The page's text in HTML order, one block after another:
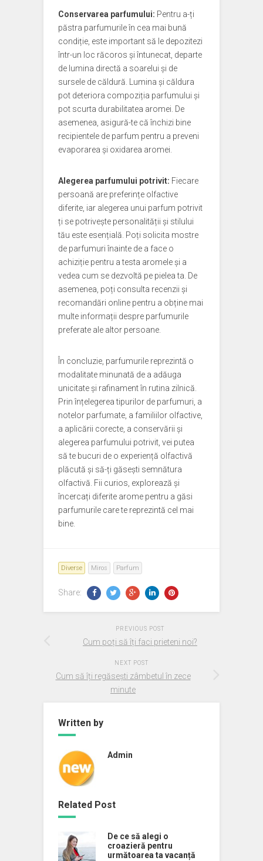
Conservarea parfumului: Pentru a-ți
păstra parfumurile în cea mai bună
condiție, este important să le depozitezi
într-un loc răcoros și întunecat, departe
de lumina directă a soarelui și de
sursele de căldură. Lumina și căldura
pot deteriora compoziția parfumului și
pot scurta durabilitatea aromei. De
asemenea, asigură-te că închizi bine
recipientele de parfum pentru a preveni
evaporarea și oxidarea aromei.
Alegerea parfumului potrivit: Fiecare
persoană are preferințe olfactive
diferite, iar alegerea unui parfum potrivit
ți se potrivește personalității și stilului
tău este esențială. Poți solicita mostre
de parfumuri înainte de a face o
achiziție pentru a testa aromele și a
vedea cum se dezvoltă pe pielea ta. De
asemenea, poți consulta recenzii și
recomandări online pentru a obține mai
multe informații despre parfumurile
preferate ale altor persoane.
În concluzie, parfumurile reprezintă o
modalitate minunată de a adăuga
unicitate și rafinament în rutina zilnică.
Prin înțelegerea tipurilor de parfumuri, a
notelor parfumate, a familiilor olfactive,
a aplicării corecte, a conservării și
alegerea parfumului potrivit, vei putea
să te bucuri de o experiență olfactivă
plăcută și să-ți găsești semnătura
olfactivă. Fii curios, explorează și
încercați diferite arome pentru a găsi
parfumurile care te reprezintă cel mai
bine.
Diverse Miros Parfum
Share:
PREVIOUS POST
Cum poți să îți faci prieteni noi?
NEXT POST
Cum să îți regăsești zâmbetul în zece
minute
Written by
Admin
Related Post
De ce să alegi o
croazieră pentru
următoarea ta vacanță